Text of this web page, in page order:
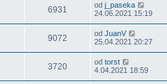
6931 od j_paseka
24.06.2021 15:19
9072 od JuanV
25.04.2021 20:27
3720 od torst
4.04.2021 18:59